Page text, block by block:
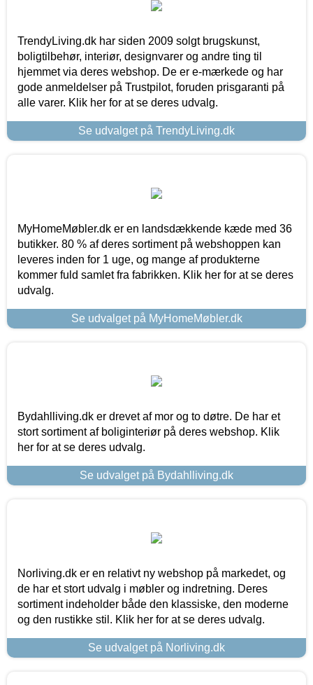
TrendyLiving.dk har siden 2009 solgt brugskunst,
boligtilbehør, interiør, designvarer og andre ting til
hjemmet via deres webshop. De er e-mærkede og har
gode anmeldelser på Trustpilot, foruden prisgaranti på
alle varer. Klik her for at se deres udvalg.
Se udvalget på TrendyLiving.dk
MyHomeMøbler.dk er en landsdækkende kæde med 36
butikker. 80 % af deres sortiment på webshoppen kan
leveres inden for 1 uge, og mange af produkterne
kommer fuld samlet fra fabrikken. Klik her for at se deres
udvalg.
Se udvalget på MyHomeMøbler.dk
Bydahlliving.dk er drevet af mor og to døtre. De har et
stort sortiment af boliginteriør på deres webshop. Klik
her for at se deres udvalg.
Se udvalget på Bydahlliving.dk
Norliving.dk er en relativt ny webshop på markedet, og
de har et stort udvalg i møbler og indretning. Deres
sortiment indeholder både den klassiske, den moderne
og den rustikke stil. Klik her for at se deres udvalg.
Se udvalget på Norliving.dk